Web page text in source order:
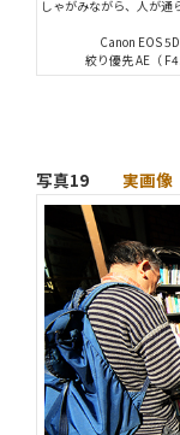
しゃがみながら、人が通
Canon EOS
絞り優先 AE（
写真19 実画像